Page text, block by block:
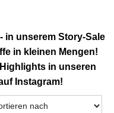
in unserem Story-Sale
in kleinen Mengen!
in unseren
Instagram!